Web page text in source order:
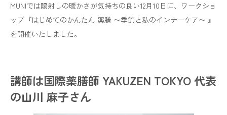
MUNIでは陽射しの暖かさが気持ちの良い12月10日に、ワークショ
ップ『はじめてのかんたん 薬膳 〜季節と私のインナーケア〜 』
を開催いたしました。
講師は国際薬膳師 YAKUZEN TOKYO 代表
の山川 麻子さん